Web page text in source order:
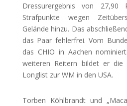
Dressurergebnis von 27,90
Strafpunkte wegen
Gelände hinzu. Das
das Paar fehlerfrei. Vom
das CHIO in Aachen
weiteren Reitern bildet er
Longlist zur WM in den USA.
Torben Köhlbrandt und